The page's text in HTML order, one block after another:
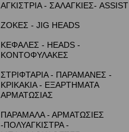
ΑΓΚΙΣΤΡΙΑ - ΣΑΛΑΓΚΙΕΣ- ASSIST
ΖΟΚΕΣ - JIG HEADS
ΚΕΦΑΛΕΣ - HEADS -
ΚΟΝΤΟΦΥΛΑΚΕΣ
ΣΤΡΙΦΤΑΡΙΑ - ΠΑΡΑΜΑΝΕΣ -
ΚΡΙΚΑΚΙΑ - ΕΞΑΡΤΗΜΑΤΑ
ΑΡΜΑΤΩΣΙΑΣ
ΠΑΡΑΜΑΛΑ - ΑΡΜΑΤΩΣΙΕΣ
-ΠΟΛΥΑΓΚΙΣΤΡΑ -